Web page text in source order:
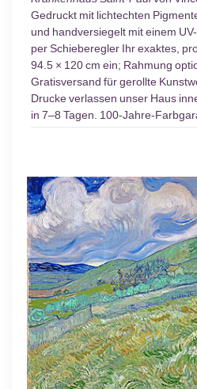
Gedruckt mit lichtechten
und handversiegelt mit einem
per Schieberegler Ihr exaktes,
94.5 × 120 cm ein; Rahmung
Gratisversand für gerollte
Drucke verlassen unser Haus
in 7–8 Tagen. 100-Jahre-